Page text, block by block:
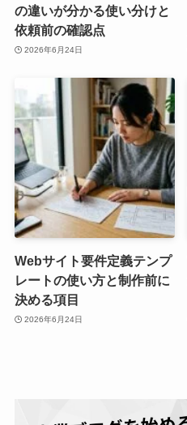
の違いが分かる使い分けと
依頼前の確認点
2026年6月24日
Webサイト要件定義テンプ
レートの使い方と制作前に
決める項目
2026年6月24日